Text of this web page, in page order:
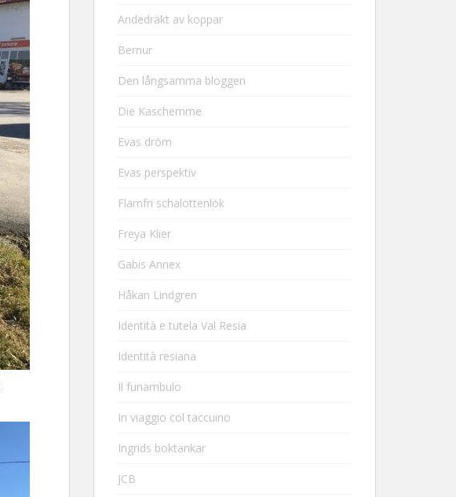
Andedräkt av koppar
Bernur
Den långsamma bloggen
Die Kaschemme
Evas dröm
Evas perspektiv
Flarnfri schalottenlök
Freya Klier
Gabis Annex
Håkan Lindgren
Identità e tutela Val Resia
Identità resiana
Il funambulo
In viaggio col taccuino
Ingrids boktankar
JCB